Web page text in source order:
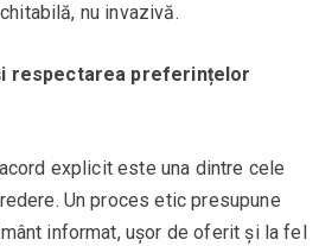
nu invazivă.
respectarea preferințelor
explicit este una dintre cele
Un proces etic presupune
informat, ușor de oferit și la fel